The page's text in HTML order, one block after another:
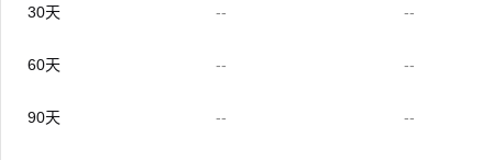
30天 -- --
60天 -- --
90天 -- --